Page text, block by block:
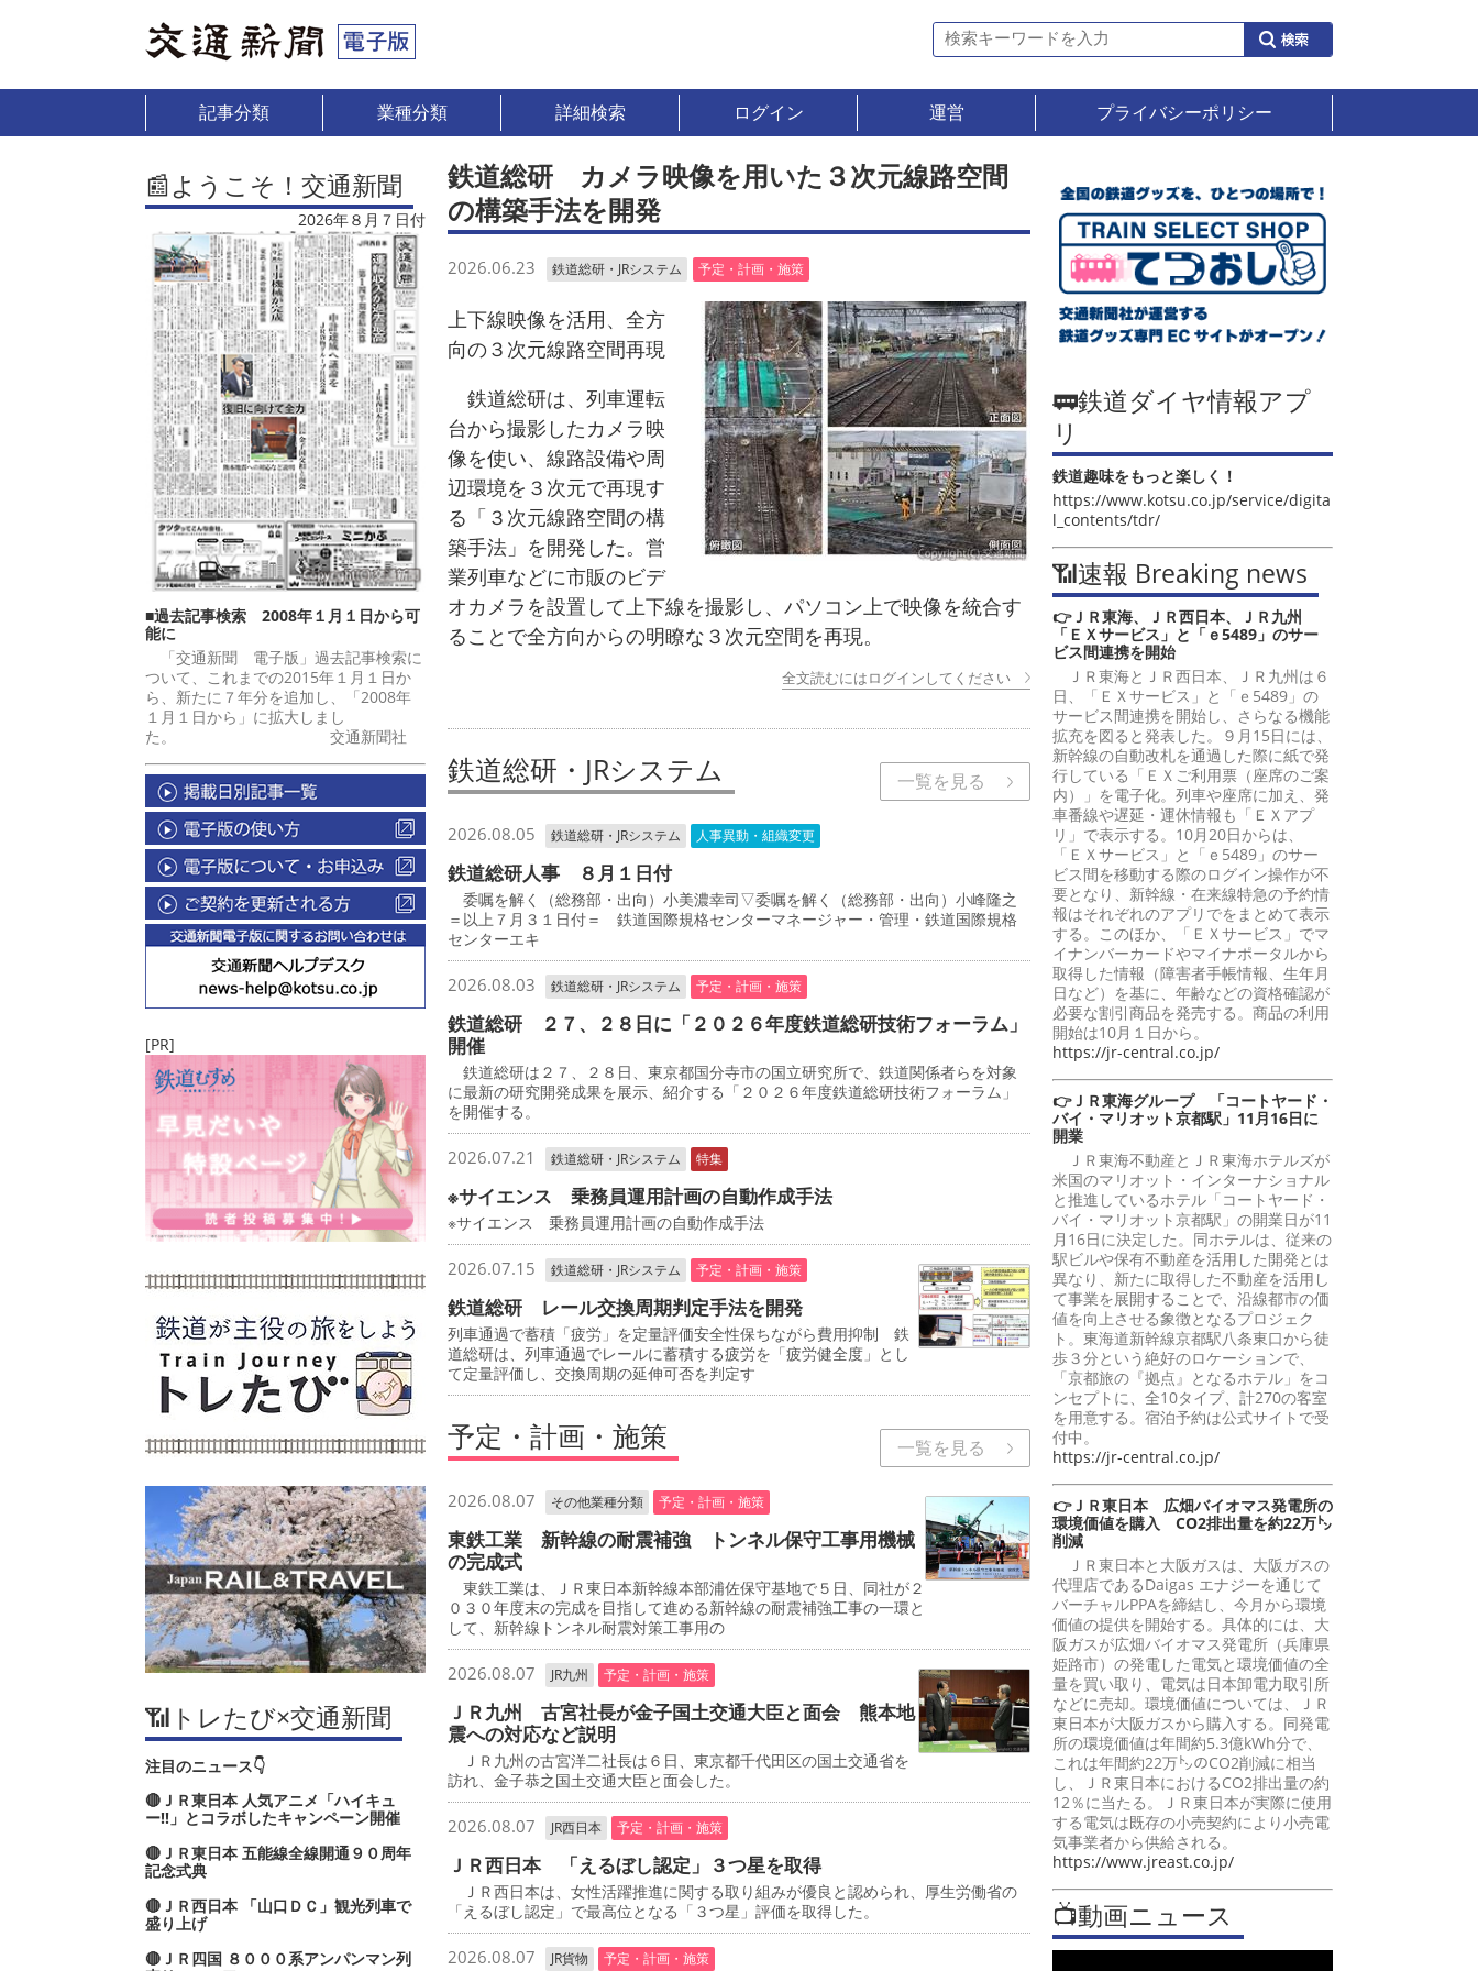
記事分類 業種分類 詳細検索 ログイン 運営 プライバシーポリシー
📰ようこそ！交通新聞
2026年８月７日付
■過去記事検索 2008年１月１日から可
能に
「交通新聞 電子版」過去記事検索に
ついて、これまでの2015年１月１日か
ら、新たに７年分を追加し、「2008年
１月１日から」に拡大しまし
た。 交通新聞社
[PR]
📶トレたび×交通新聞
注目のニュース👇
🔴ＪＲ東日本 人気アニメ「ハイキュ
ー‼」とコラボしたキャンペーン開催
🔴ＪＲ東日本 五能線全線開通９０周年
記念式典
🔴ＪＲ西日本 「山口ＤＣ」観光列車で
盛り上げ
🔴ＪＲ四国 ８０００系アンパンマン列
鉄道総研 カメラ映像を用いた３次元線路空間
の構築手法を開発
2026.06.23 鉄道総研・JRシステム 予定・計画・施策
上下線映像を活用、全方
向の３次元線路空間再現
鉄道総研は、列車運転
台から撮影したカメラ映
像を使い、線路設備や周
辺環境を３次元で再現す
る「３次元線路空間の構
築手法」を開発した。営
業列車などに市販のビデ
オカメラを設置して上下線を撮影し、パソコン上で映像を統合す
ることで全方向からの明瞭な３次元空間を再現。
全文読むにはログインしてください
鉄道総研・JRシステム 一覧を見る
2026.08.05 鉄道総研・JRシステム 人事異動・組織変更
鉄道総研人事 ８月１日付
委嘱を解く（総務部・出向）小美濃幸司▽委嘱を解く（総務部・出向）小峰隆之
＝以上７月３１日付＝ 鉄道国際規格センターマネージャー・管理・鉄道国際規格
センターエキ
2026.08.03 鉄道総研・JRシステム 予定・計画・施策
鉄道総研 ２７、２８日に「２０２６年度鉄道総研技術フォーラム」
開催
鉄道総研は２７、２８日、東京都国分寺市の国立研究所で、鉄道関係者らを対象
に最新の研究開発成果を展示、紹介する「２０２６年度鉄道総研技術フォーラム」
を開催する。
2026.07.21 鉄道総研・JRシステム 特集
※サイエンス 乗務員運用計画の自動作成手法
※サイエンス 乗務員運用計画の自動作成手法
2026.07.15 鉄道総研・JRシステム 予定・計画・施策
鉄道総研 レール交換周期判定手法を開発
列車通過で蓄積「疲労」を定量評価安全性保ちながら費用抑制 鉄
道総研は、列車通過でレールに蓄積する疲労を「疲労健全度」とし
て定量評価し、交換周期の延伸可否を判定す
予定・計画・施策 一覧を見る
2026.08.07 その他業種分類 予定・計画・施策
東鉄工業 新幹線の耐震補強 トンネル保守工事用機械
の完成式
東鉄工業は、ＪＲ東日本新幹線本部浦佐保守基地で５日、同社が２
０３０年度末の完成を目指して進める新幹線の耐震補強工事の一環と
して、新幹線トンネル耐震対策工事用の
2026.08.07 JR九州 予定・計画・施策
ＪＲ九州 古宮社長が金子国土交通大臣と面会 熊本地
震への対応など説明
ＪＲ九州の古宮洋二社長は６日、東京都千代田区の国土交通省を
訪れ、金子恭之国土交通大臣と面会した。
2026.08.07 JR西日本 予定・計画・施策
ＪＲ西日本 「えるぼし認定」３つ星を取得
ＪＲ西日本は、女性活躍推進に関する取り組みが優良と認められ、厚生労働省の
「えるぼし認定」で最高位となる「３つ星」評価を取得した。
2026.08.07 JR貨物 予定・計画・施策
🚃鉄道ダイヤ情報アプ
リ
鉄道趣味をもっと楽しく！
https://www.kotsu.co.jp/service/digita
l_contents/tdr/
📶速報 Breaking news
👉ＪＲ東海、ＪＲ西日本、ＪＲ九州
「ＥＸサービス」と「ｅ5489」のサー
ビス間連携を開始
ＪＲ東海とＪＲ西日本、ＪＲ九州は６
日、「ＥＸサービス」と「ｅ5489」の
サービス間連携を開始し、さらなる機能
拡充を図ると発表した。９月15日には、
新幹線の自動改札を通過した際に紙で発
行している「ＥＸご利用票（座席のご案
内）」を電子化。列車や座席に加え、発
車番線や遅延・運休情報も「ＥＸアプ
リ」で表示する。10月20日からは、
「ＥＸサービス」と「ｅ5489」のサー
ビス間を移動する際のログイン操作が不
要となり、新幹線・在来線特急の予約情
報はそれぞれのアプリでをまとめて表示
する。このほか、「ＥＸサービス」でマ
イナンバーカードやマイナポータルから
取得した情報（障害者手帳情報、生年月
日など）を基に、年齢などの資格確認が
必要な割引商品を発売する。商品の利用
開始は10月１日から。
https://jr-central.co.jp/
👉ＪＲ東海グループ 「コートヤード・
バイ・マリオット京都駅」11月16日に
開業
ＪＲ東海不動産とＪＲ東海ホテルズが
米国のマリオット・インターナショナル
と推進しているホテル「コートヤード・
バイ・マリオット京都駅」の開業日が11
月16日に決定した。同ホテルは、従来の
駅ビルや保有不動産を活用した開発とは
異なり、新たに取得した不動産を活用し
て事業を展開することで、沿線都市の価
値を向上させる象徴となるプロジェク
ト。東海道新幹線京都駅八条東口から徒
歩３分という絶好のロケーションで、
「京都旅の『拠点』となるホテル」をコ
ンセプトに、全10タイプ、計270の客室
を用意する。宿泊予約は公式サイトで受
付中。
https://jr-central.co.jp/
👉ＪＲ東日本 広畑バイオマス発電所の
環境価値を購入 CO2排出量を約22万㌧
削減
ＪＲ東日本と大阪ガスは、大阪ガスの
代理店であるDaigas エナジーを通じて
バーチャルPPAを締結し、今月から環境
価値の提供を開始する。具体的には、大
阪ガスが広畑バイオマス発電所（兵庫県
姫路市）の発電した電気と環境価値の全
量を買い取り、電気は日本卸電力取引所
などに売却。環境価値については、ＪＲ
東日本が大阪ガスから購入する。同発電
所の環境価値は年間約5.3億kWh分で、
これは年間約22万㌧のCO2削減に相当
し、ＪＲ東日本におけるCO2排出量の約
12％に当たる。ＪＲ東日本が実際に使用
する電気は既存の小売契約により小売電
気事業者から供給される。
https://www.jreast.co.jp/
📺動画ニュース